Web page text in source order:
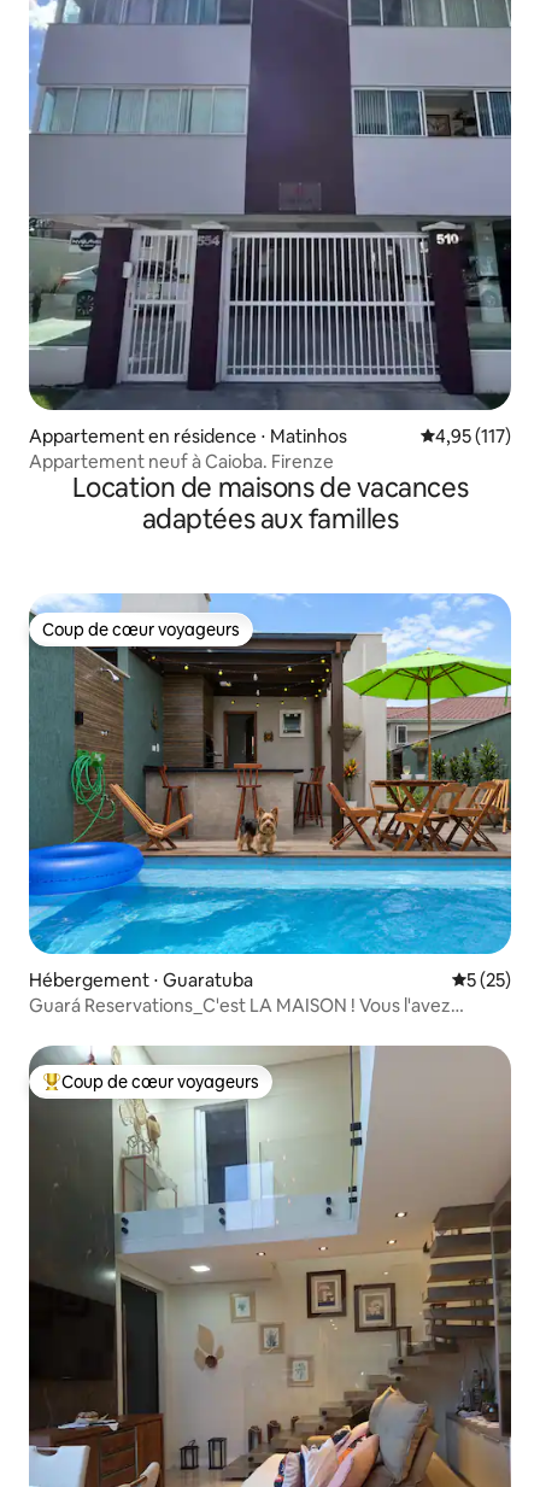
Appartement en résidence ⋅ Matinhos Évaluation
4,95 (117)
Appartement neuf à Caioba. Firenze
Location de maisons de vacances
adaptées aux familles
Coup de cœur voyageurs
Coup de cœur voyageurs
Hébergement ⋅ Guaratuba
5 (25)
Guará Reservations_C'est LA MAISON ! Vous l'avez
Coups de cœur voyageurs les plus appréciés
Coup de cœur voyageurs